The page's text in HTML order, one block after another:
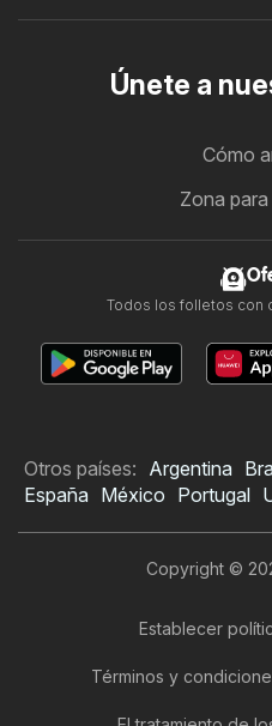
Únete a
Cómo
Zona
Todos los folletos con
Otros países: Argentina
España México Portugal
Copyright ©
Establecer
Términos y